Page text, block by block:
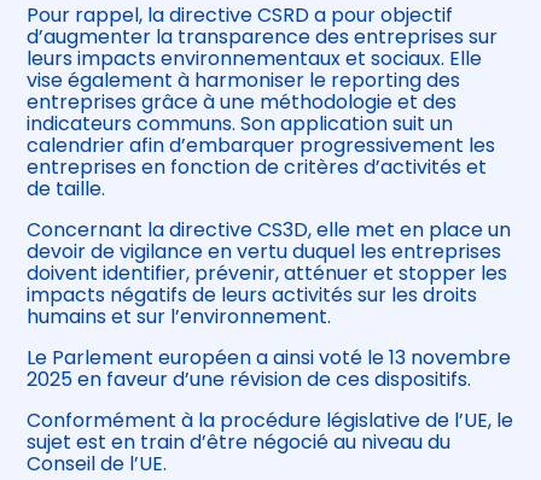
Pour rappel, la directive CSRD a pour objectif
d’augmenter la transparence des entreprises sur
leurs impacts environnementaux et sociaux. Elle
vise également à harmoniser le reporting des
entreprises grâce à une méthodologie et des
indicateurs communs. Son application suit un
calendrier afin d’embarquer progressivement les
entreprises en fonction de critères d’activités et
de taille.
Concernant la directive CS3D, elle met en place un
devoir de vigilance en vertu duquel les entreprises
doivent identifier, prévenir, atténuer et stopper les
impacts négatifs de leurs activités sur les droits
humains et sur l’environnement.
Le Parlement européen a ainsi voté le 13 novembre
2025 en faveur d’une révision de ces dispositifs.
Conformément à la procédure législative de l’UE, le
sujet est en train d’être négocié au niveau du
Conseil de l’UE.